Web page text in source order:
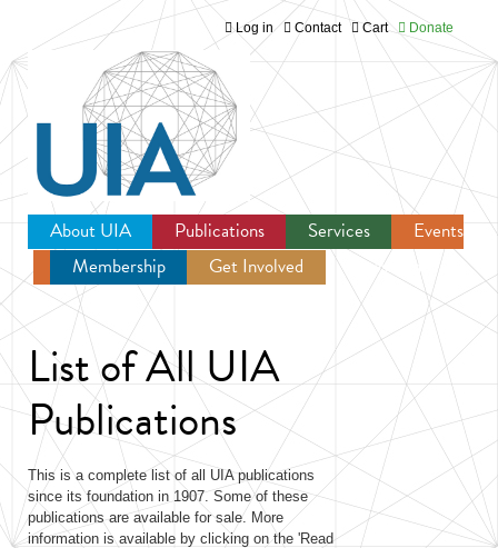
Jump to navigation
Log in Contact Cart Donate
About UIA Publications Services
Events
Membership
Get Involved Newsroom
List of All UIA
Publications
This is a complete list of all UIA publications
since its foundation in 1907. Some of these
publications are available for sale. More
information is available by clicking on the 'Read